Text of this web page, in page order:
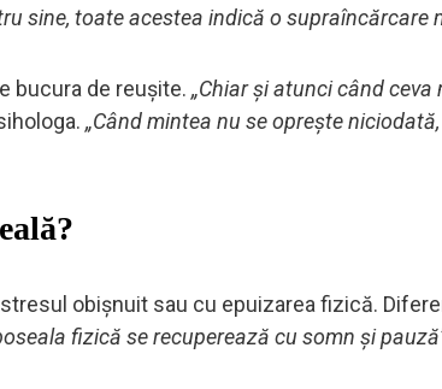
sine, toate acestea indică o supraîncărcare
bucura de reușite. „Chiar și atunci când ceva
„Când mintea nu se oprește
obișnuit sau cu epuizarea fizică.
fizică se recuperează cu somn și